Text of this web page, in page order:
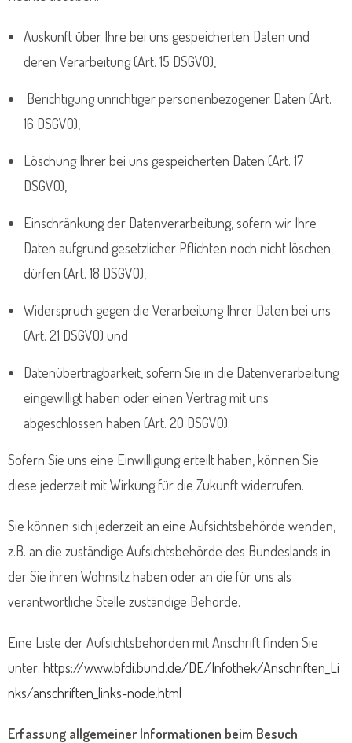
Auskunft über Ihre bei uns gespeicherten Daten und
deren Verarbeitung (Art. 15 DSGVO),
Berichtigung unrichtiger personenbezogener Daten (Art.
16 DSGVO),
Löschung Ihrer bei uns gespeicherten Daten (Art. 17
DSGVO),
Einschränkung der Datenverarbeitung, sofern wir Ihre
Daten aufgrund gesetzlicher Pflichten noch nicht löschen
dürfen (Art. 18 DSGVO),
Widerspruch gegen die Verarbeitung Ihrer Daten bei uns
(Art. 21 DSGVO) und
Datenübertragbarkeit, sofern Sie in die Datenverarbeitung
eingewilligt haben oder einen Vertrag mit uns
abgeschlossen haben (Art. 20 DSGVO).
Sofern Sie uns eine Einwilligung erteilt haben, können Sie
diese jederzeit mit Wirkung für die Zukunft widerrufen.
Sie können sich jederzeit an eine Aufsichtsbehörde wenden,
z.B. an die zuständige Aufsichtsbehörde des Bundeslands in
der Sie ihren Wohnsitz haben oder an die für uns als
verantwortliche Stelle zuständige Behörde.
Eine Liste der Aufsichtsbehörden mit Anschrift finden Sie
unter: https://www.bfdi.bund.de/DE/Infothek/Anschriften_Li
nks/anschriften_links-node.html
Erfassung allgemeiner Informationen beim Besuch